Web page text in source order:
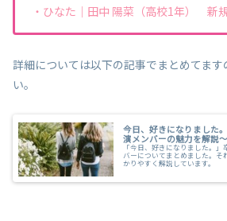
・ひなた｜田中 陽菜（高校1年） 新
詳細については以下の記事でまとめてま
い。
今日、好きになりました
演メンバーの魅力を解説～
「今日、好きになりました。
バーについてまとめました。そ
かりやすく解説しています。